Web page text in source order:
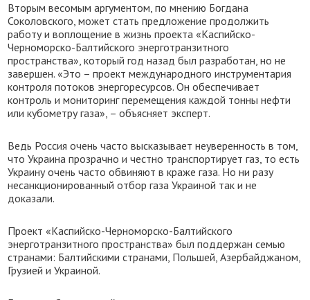
Вторым весомым аргументом, по мнению Богдана
Соколовского, может стать предложение продолжить
работу и воплощение в жизнь проекта «Каспийско-
Черноморско-Балтийского энерготранзитного
пространства», который год назад был разработан, но не
завершен. «Это – проект международного инструментария
контроля потоков энергоресурсов. Он обеспечивает
контроль и мониторинг перемещения каждой тонны нефти
или кубометру газа», – объясняет эксперт.
Ведь Россия очень часто высказывает неуверенность в том,
что Украина прозрачно и честно транспортирует газ, то есть
Украину очень часто обвиняют в краже газа. Но ни разу
несанкционированный отбор газа Украиной так и не
доказали.
Проект «Каспийско-Черноморско-Балтийского
энерготранзитного пространства» был поддержан семью
странами: Балтийскими странами, Польшей, Азербайджаном,
Грузией и Украиной.